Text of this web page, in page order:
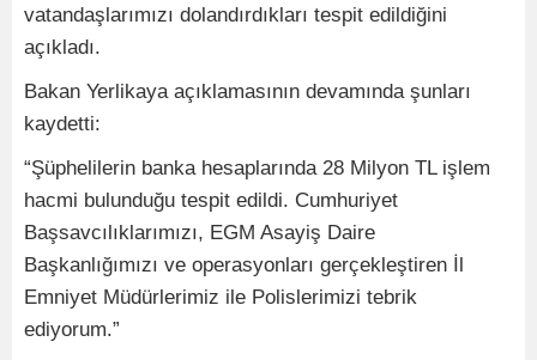
vatandaşlarımızı dolandırdıkları tespit edildiğini
açıkladı.
Bakan Yerlikaya açıklamasının devamında şunları
kaydetti:
“Şüphelilerin banka hesaplarında 28 Milyon TL işlem
hacmi bulunduğu tespit edildi. Cumhuriyet
Başsavcılıklarımızı, EGM Asayiş Daire
Başkanlığımızı ve operasyonları gerçekleştiren İl
Emniyet Müdürlerimiz ile Polislerimizi tebrik
ediyorum.”